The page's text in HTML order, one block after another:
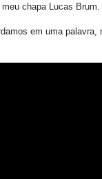
chapa Lucas Brum.
em uma